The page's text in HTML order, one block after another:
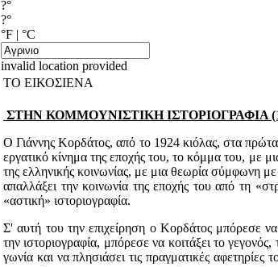
?°
?°
°F | °C
invalid location provided
ΤΟ ΕΙΚΟΣΙΕΝΑ
ΣΤΗΝ ΚΟΜΜΟΥΝΙΣΤΙΚΗ ΙΣΤΟΡΙΟΓΡΑΦΙΑ
O Γιάννης Κορδάτος, από το 1924 κιόλας, στα
εργατικό κίνημα της εποχής του, το κόμμα του, με
της ελληνικής κοι­νωνίας, με μια θεωρία σύμφωνη
απαλλάξει την κοινωνία της εποχής του από τη
«αστική» ιστοριογραφία.
Σ' αυτή του την επιχείρηση ο Κορδάτος μπόρεσε να
την ιστοριο­γραφία, μπόρεσε να κοιτάξει το
γωνία και να πλησιάσει τις πραγματικές